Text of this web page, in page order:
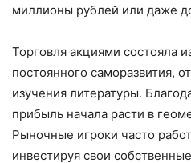
миллионы рублей или даже
Торговля акциями состояла
постоянного саморазвития,
изучения литературы.
прибыль начала расти в
Рыночные игроки часто
инвестируя свои собственные